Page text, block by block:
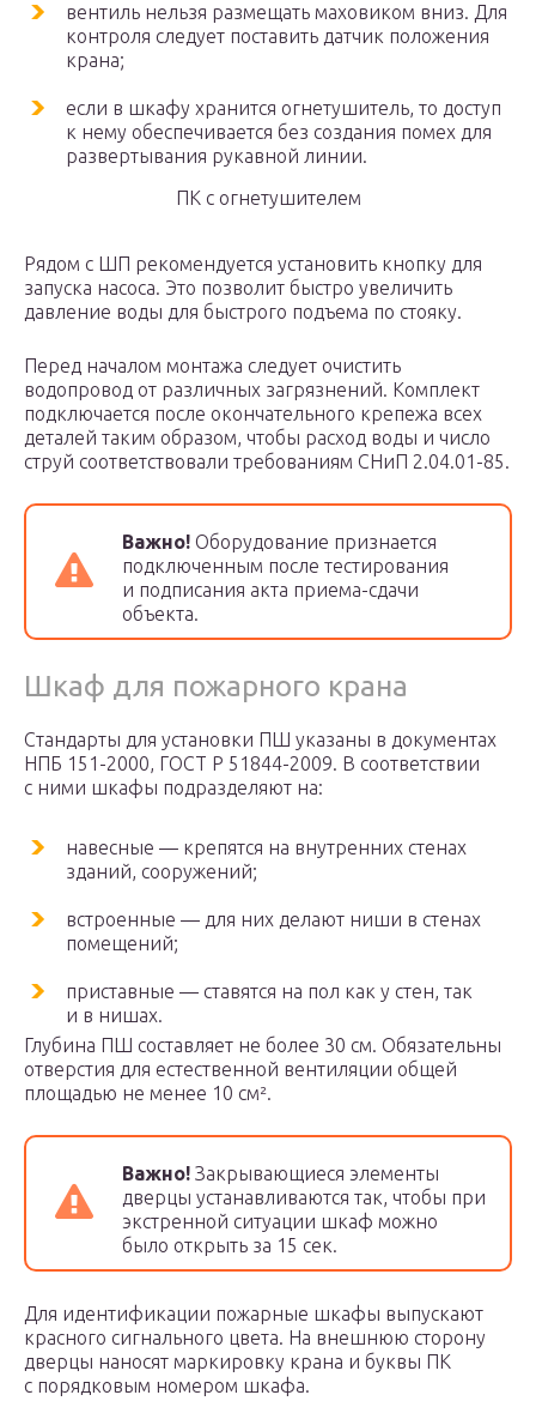
вентиль нельзя размещать маховиком вниз. Для
контроля следует поставить датчик положения
крана;
если в шкафу хранится огнетушитель, то доступ
к нему обеспечивается без создания помех для
развертывания рукавной линии.
ПК с огнетушителем
Рядом с ШП рекомендуется установить кнопку для
запуска насоса. Это позволит быстро увеличить
давление воды для быстрого подъема по стояку.
Перед началом монтажа следует очистить
водопровод от различных загрязнений. Комплект
подключается после окончательного крепежа всех
деталей таким образом, чтобы расход воды и число
струй соответствовали требованиям СНиП 2.04.01-85.
Важно! Оборудование признается
подключенным после тестирования
и подписания акта приема-сдачи
объекта.
Шкаф для пожарного крана
Стандарты для установки ПШ указаны в документах
НПБ 151-2000, ГОСТ Р 51844-2009. В соответствии
с ними шкафы подразделяют на:
навесные — крепятся на внутренних стенах
зданий, сооружений;
встроенные — для них делают ниши в стенах
помещений;
приставные — ставятся на пол как у стен, так
и в нишах.
Глубина ПШ составляет не более 30 см. Обязательны
отверстия для естественной вентиляции общей
площадью не менее 10 см².
Важно! Закрывающиеся элементы
дверцы устанавливаются так, чтобы при
экстренной ситуации шкаф можно
было открыть за 15 сек.
Для идентификации пожарные шкафы выпускают
красного сигнального цвета. На внешнюю сторону
дверцы наносят маркировку крана и буквы ПК
с порядковым номером шкафа.